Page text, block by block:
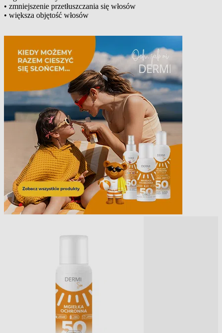
• zmniejszenie przetłuszczania się włosów
• większa objętość włosów